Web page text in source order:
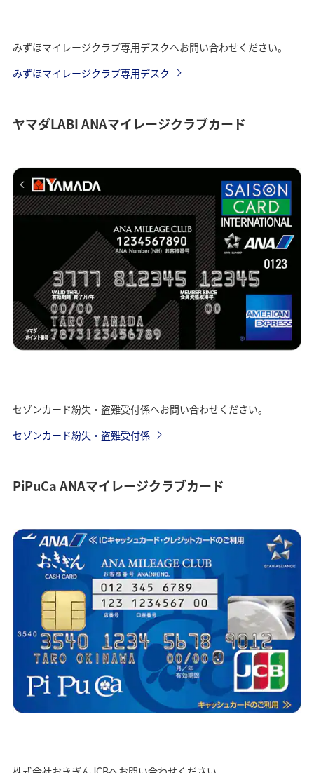
みずほマイレージクラブ専用デスクへお問い合わせください。
みずほマイレージクラブ専用デスク
ヤマダLABI ANAマイレージクラブカード
セゾンカード紛失・盗難受付係へお問い合わせください。
セゾンカード紛失・盗難受付係
PiPuCa ANAマイレージクラブカード